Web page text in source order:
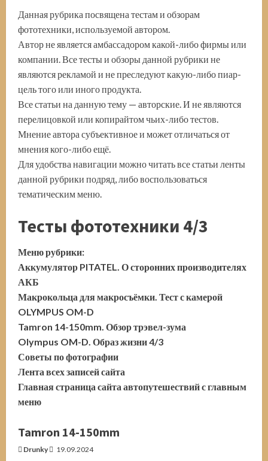
Данная рубрика посвящена тестам и обзорам
фототехники, используемой автором.
Автор не является амбассадором какой-либо фирмы или
компании. Все тесты и обзоры данной рубрики не
являются рекламой и не преследуют какую-либо пиар-
цель того или иного продукта.
Все статьи на данную тему — авторские. И не являются
перелицовкой или копирайтом чьих-либо тестов.
Мнение автора субъективное и может отличаться от
мнения кого-либо ещё.
Для удобства навигации можно читать все статьи ленты
данной рубрики подряд, либо воспользоваться
тематическим меню.
Тесты фототехники 4/3
Меню рубрики:
Аккумулятор PITATEL. О сторонних производителях
АКБ
Макрокольца для макросъёмки. Тест с камерой
OLYMPUS OM-D
Tamron 14-150mm. Обзор трэвел-зума
Olympus OM-D. Образ жизни 4/3
Советы по фотографии
Лента всех записей сайта
Главная страница сайта автопутешествий с главным
меню
Tamron 14-150mm
Drunky 19.09.2024